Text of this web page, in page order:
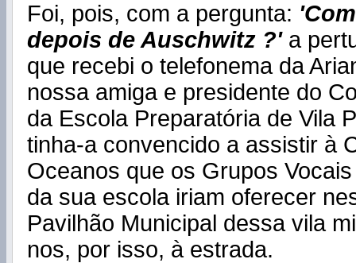
Foi, pois, com a pergunta:
depois de Auschwitz ?'a
que recebi o telefonema da
nossa amiga e presidente do
da Escola Preparatória de Vila
tinha-a convencido a assistir à
Oceanos que os Grupos
da sua escola iriam oferecer
Pavilhão Municipal dessa vila
nos, por isso, à estrada.